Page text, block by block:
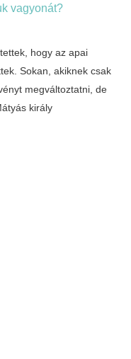
vagyonát?
hogy az apai
Sokan, akiknek csak
megváltoztatni, de
király